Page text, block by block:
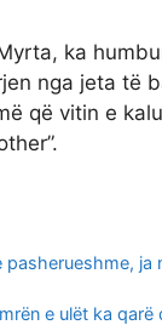
ka
nga jeta të
që vitin e
ja
e ulët ka